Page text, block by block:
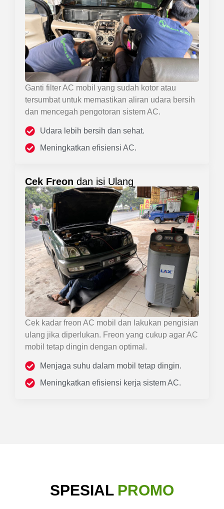
Ganti filter AC mobil yang sudah kotor atau
tersumbat untuk memastikan aliran udara bersih
dan mencegah pengotoran sistem AC.
Udara lebih bersih dan sehat.
Meningkatkan efisiensi AC.
Cek Freon dan isi Ulang
Cek kadar freon AC mobil dan lakukan pengisian
ulang jika diperlukan. Freon yang cukup agar AC
mobil tetap dingin dengan optimal.
Menjaga suhu dalam mobil tetap dingin.
Meningkatkan efisiensi kerja sistem AC.
SPESIAL PROMO